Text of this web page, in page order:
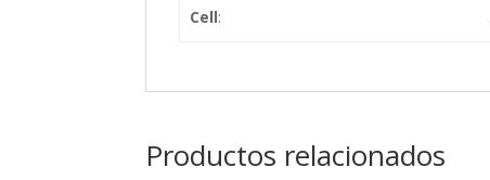
Cell:
Productos relacionados